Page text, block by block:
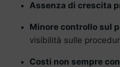
Assenza di crescita
Minore controllo sul
visibilità sulle
Costi non sempre